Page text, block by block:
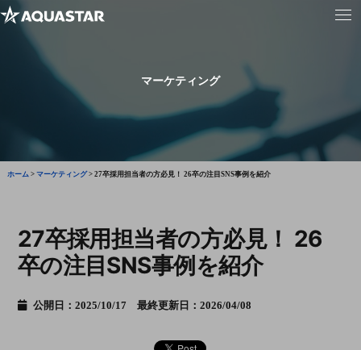
マーケティング
ホーム> マーケティング> 27卒採用担当者の方必見！ 26卒の注目SNS事例を紹介
27卒採用担当者の方必見！ 26
卒の注目SNS事例を紹介
公開日：2025/10/17 最終更新日：2026/04/08